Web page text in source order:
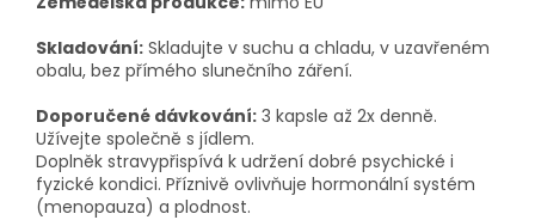
Skladování: Skladujte v suchu a chladu, v uzavřeném
obalu, bez přímého slunečního záření.
Doporučené dávkování: 3 kapsle až 2x denně.
Užívejte společně s jídlem.
Doplněk stravypřispívá k udržení dobré psychické i
fyzické kondici. Příznivě ovlivňuje hormonální systém
(menopauza) a plodnost.